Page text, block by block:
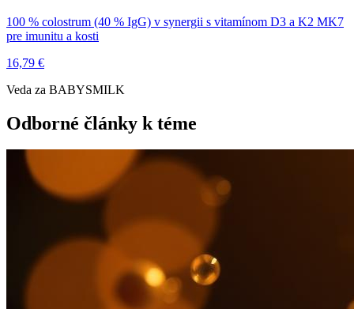
100 % colostrum (40 % IgG) v synergii s vitamínom D3 a K2 MK7
pre imunitu a kosti
16,79 €
Veda za BABYSMILK
Odborné články k téme